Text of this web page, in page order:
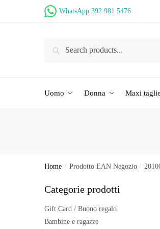
WhatsApp 392 981 5476
Uomo Donna Maxi taglie
Home / Prodotto EAN Negozio /
Categorie prodotti
Gift Card / Buono regalo
Bambine e ragazze